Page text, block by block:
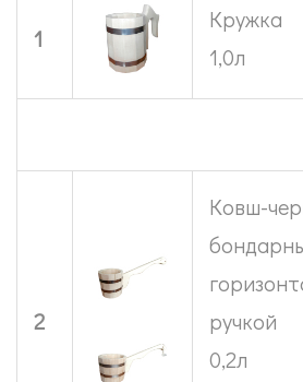
1
Кружка
1,0л
2
Ковш-
ручкой
0,2л